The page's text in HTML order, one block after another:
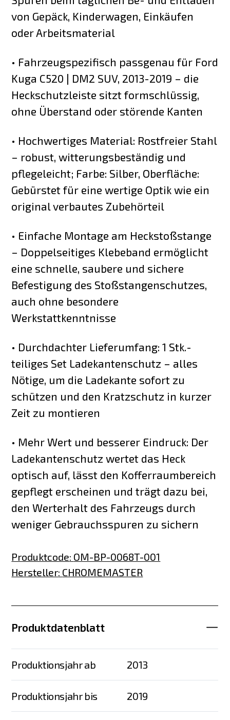
von Gepäck, Kinderwagen, Einkäufen
oder Arbeitsmaterial
• Fahrzeugspezifisch passgenau für Ford
Kuga C520 | DM2 SUV, 2013-2019 – die
Heckschutzleiste sitzt formschlüssig,
ohne Überstand oder störende Kanten
• Hochwertiges Material: Rostfreier Stahl
– robust, witterungsbeständig und
pflegeleicht; Farbe: Silber, Oberfläche:
Gebürstet für eine wertige Optik wie ein
original verbautes Zubehörteil
• Einfache Montage am Heckstoßstange
– Doppelseitiges Klebeband ermöglicht
eine schnelle, saubere und sichere
Befestigung des Stoßstangenschutzes,
auch ohne besondere
Werkstattkenntnisse
• Durchdachter Lieferumfang: 1 Stk.-
teiliges Set Ladekantenschutz – alles
Nötige, um die Ladekante sofort zu
schützen und den Kratzschutz in kurzer
Zeit zu montieren
• Mehr Wert und besserer Eindruck: Der
Ladekantenschutz wertet das Heck
optisch auf, lässt den Kofferraumbereich
gepflegt erscheinen und trägt dazu bei,
den Werterhalt des Fahrzeugs durch
weniger Gebrauchsspuren zu sichern
Produktcode: OM-BP-0068T-001
Hersteller: CHROMEMASTER
Produktdatenblatt
Produktionsjahr ab 2013
Produktionsjahr bis 2019